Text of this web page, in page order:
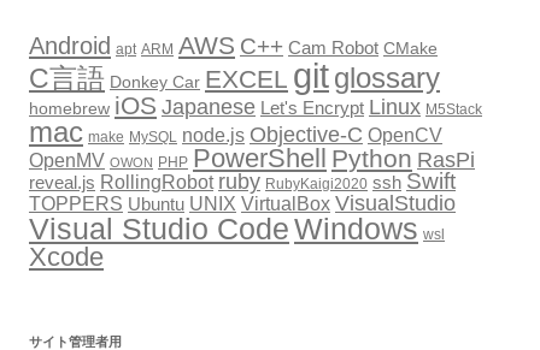
ン
Android apt ARM AWS C++ Cam Robot CMake
C言語 Donkey Car EXCEL gitglossary
homebrew iOS Japanese Let's Encrypt Linux M5Stack
mac make MySQL node.js Objective-C OpenCV
OpenMV OWON PHP PowerShell Python RasPi
reveal.js RollingRobot ruby RubyKaigi2020 ssh Swift
TOPPERS Ubuntu UNIX VirtualBox VisualStudio
Visual Studio CodeWindows wsl
Xcode
サイト管理者用